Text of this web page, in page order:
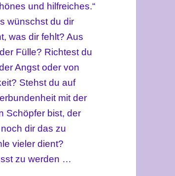
und hilfreiches.“
wünschst du dir
was dir fehlt? Aus
Fülle? Richtest du
Angst oder von
Stehst du auf
mit der
Schöpfer bist, der
dir das zu
vieler dient?
zu werden …